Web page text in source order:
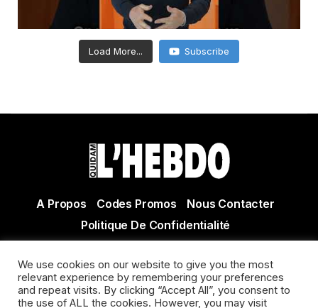
Load More... Subscribe
A Propos Codes Promos
Nous Contacter
Politique De Confidentialité
Actualité Agen - Actualité en lot et Garonne - Actualité
Villeneuve sur Lot
We use cookies on our website to give you the most
relevant experience by remembering your preferences
and repeat visits. By clicking “Accept All”, you consent to
the use of ALL the cookies. However, you may visit